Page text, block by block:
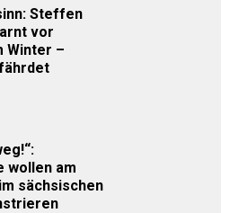
Steffen
vor
Winter –
wollen am
sächsischen